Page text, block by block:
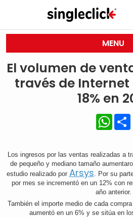
MENU
El volumen de
través de
18% en
Los ingresos por las ventas realizadas a
de pequeño y mediano tamaño
estudio realizado por Arsys. Por su
por mes se incrementó en un 12% con
año anterior.
También el importe medio de cada
aumentó en un 6% y se sitúa en